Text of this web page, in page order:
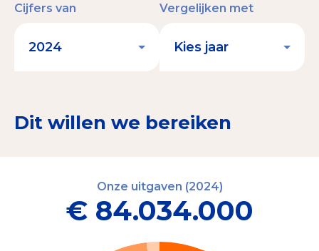
Dit willen we bereiken
Cijfers van Vergelijken met
Onze uitgaven (2024)
€ 84.034.000